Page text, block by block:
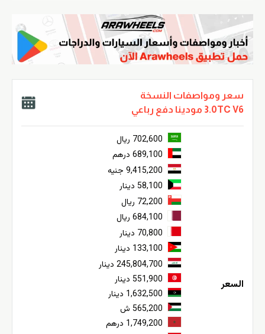
سعر ومواصفات النسخة
3.0TC V6 مودينا دفع رباعي
السعر
702,600 ريال
689,100 درهم
9,415,200 جنيه
58,100 دينار
72,200 ريال
684,100 ريال
70,800 دينار
133,100 دينار
245,804,700 دينار
551,900 دينار
1,632,500 دينار
565,200 ش
1,749,200 درهم